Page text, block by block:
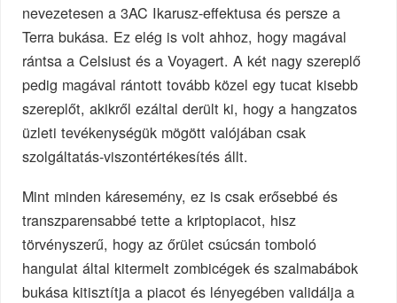
nevezetesen a 3AC Ikarusz-effektusa és persze a
Terra bukása. Ez elég is volt ahhoz, hogy magával
rántsa a Celsiust és a Voyagert. A két nagy szereplő
pedig magával rántott tovább közel egy tucat kisebb
szereplőt, akikről ezáltal derült ki, hogy a hangzatos
üzleti tevékenységük mögött valójában csak
szolgáltatás-viszontértékesítés állt.
Mint minden káresemény, ez is csak erősebbé és
transzparensabbé tette a kriptopiacot, hisz
törvényszerű, hogy az őrület csúcsán tomboló
hangulat által kitermelt zombicégek és szalmabábok
bukása kitisztítja a piacot és lényegében validálja a